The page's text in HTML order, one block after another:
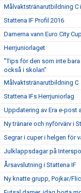
Målvaktstränarutbildning C
Stattena IF Profil 2016
Damerna vann Euro City
Herrjuniorlaget
"Tips för den som inte
också i skolan"
Målvaktstränarutbildning C
Stattena IFs Herrjuniorlag
Uppdatering av Era e-post
Ny tränare och nyförvärv i
Segrar i cuper i helgen för
Julklappsdagar på
Årsavslutning i Stattena IF
Ny knatte grupp, Pojkar/